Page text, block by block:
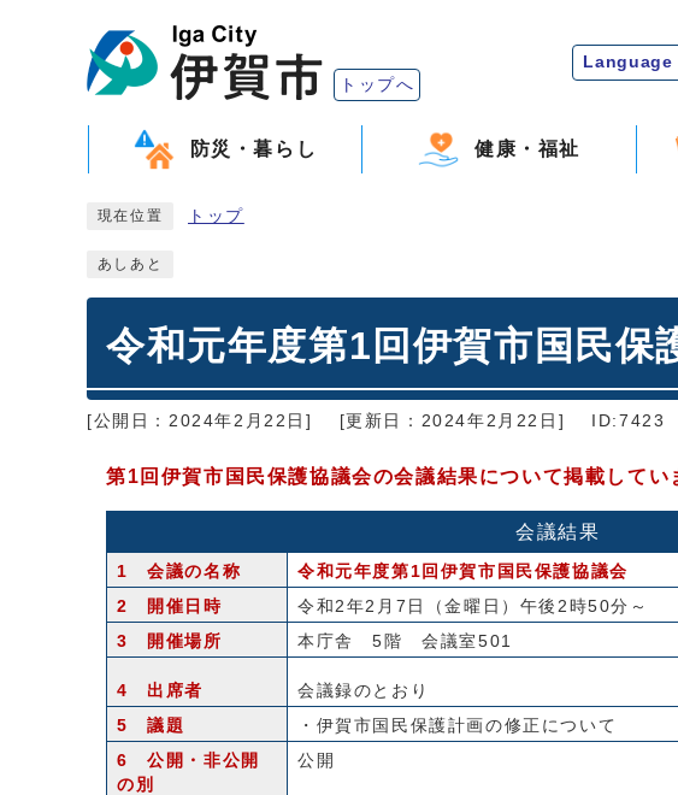
トップへ
Language
防災・暮らし 健康・福祉
現在位置 トップ
あしあと
令和元年度第1回伊賀市国民保
[公開日：2024年2月22日] [更新日：2024年2月22日] ID:7423
第1回伊賀市国民保護協議会の会議結果について掲載してい
会議結果
1 会議の名称
令和元年度第1回伊賀市国民保護協議会
2 開催日時
令和2年2月7日（金曜日）午後2時50分～
3 開催場所
本庁舎 5階 会議室501
4 出席者
会議録のとおり
5 議題
・伊賀市国民保護計画の修正について
6 公開・非公開
の別
公開